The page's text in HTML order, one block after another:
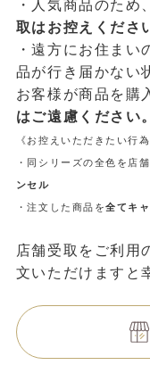
・人気商品のため、
取はお控えくださ
・遠方にお住ま
品が行き届かない
お客様が商品を購
はご遠慮ください。
《お控えいただきたい行為
・同シリーズの全色を店
ンセル
・注文した商品を全てキ
店舗受取をご利用
文いただけますと